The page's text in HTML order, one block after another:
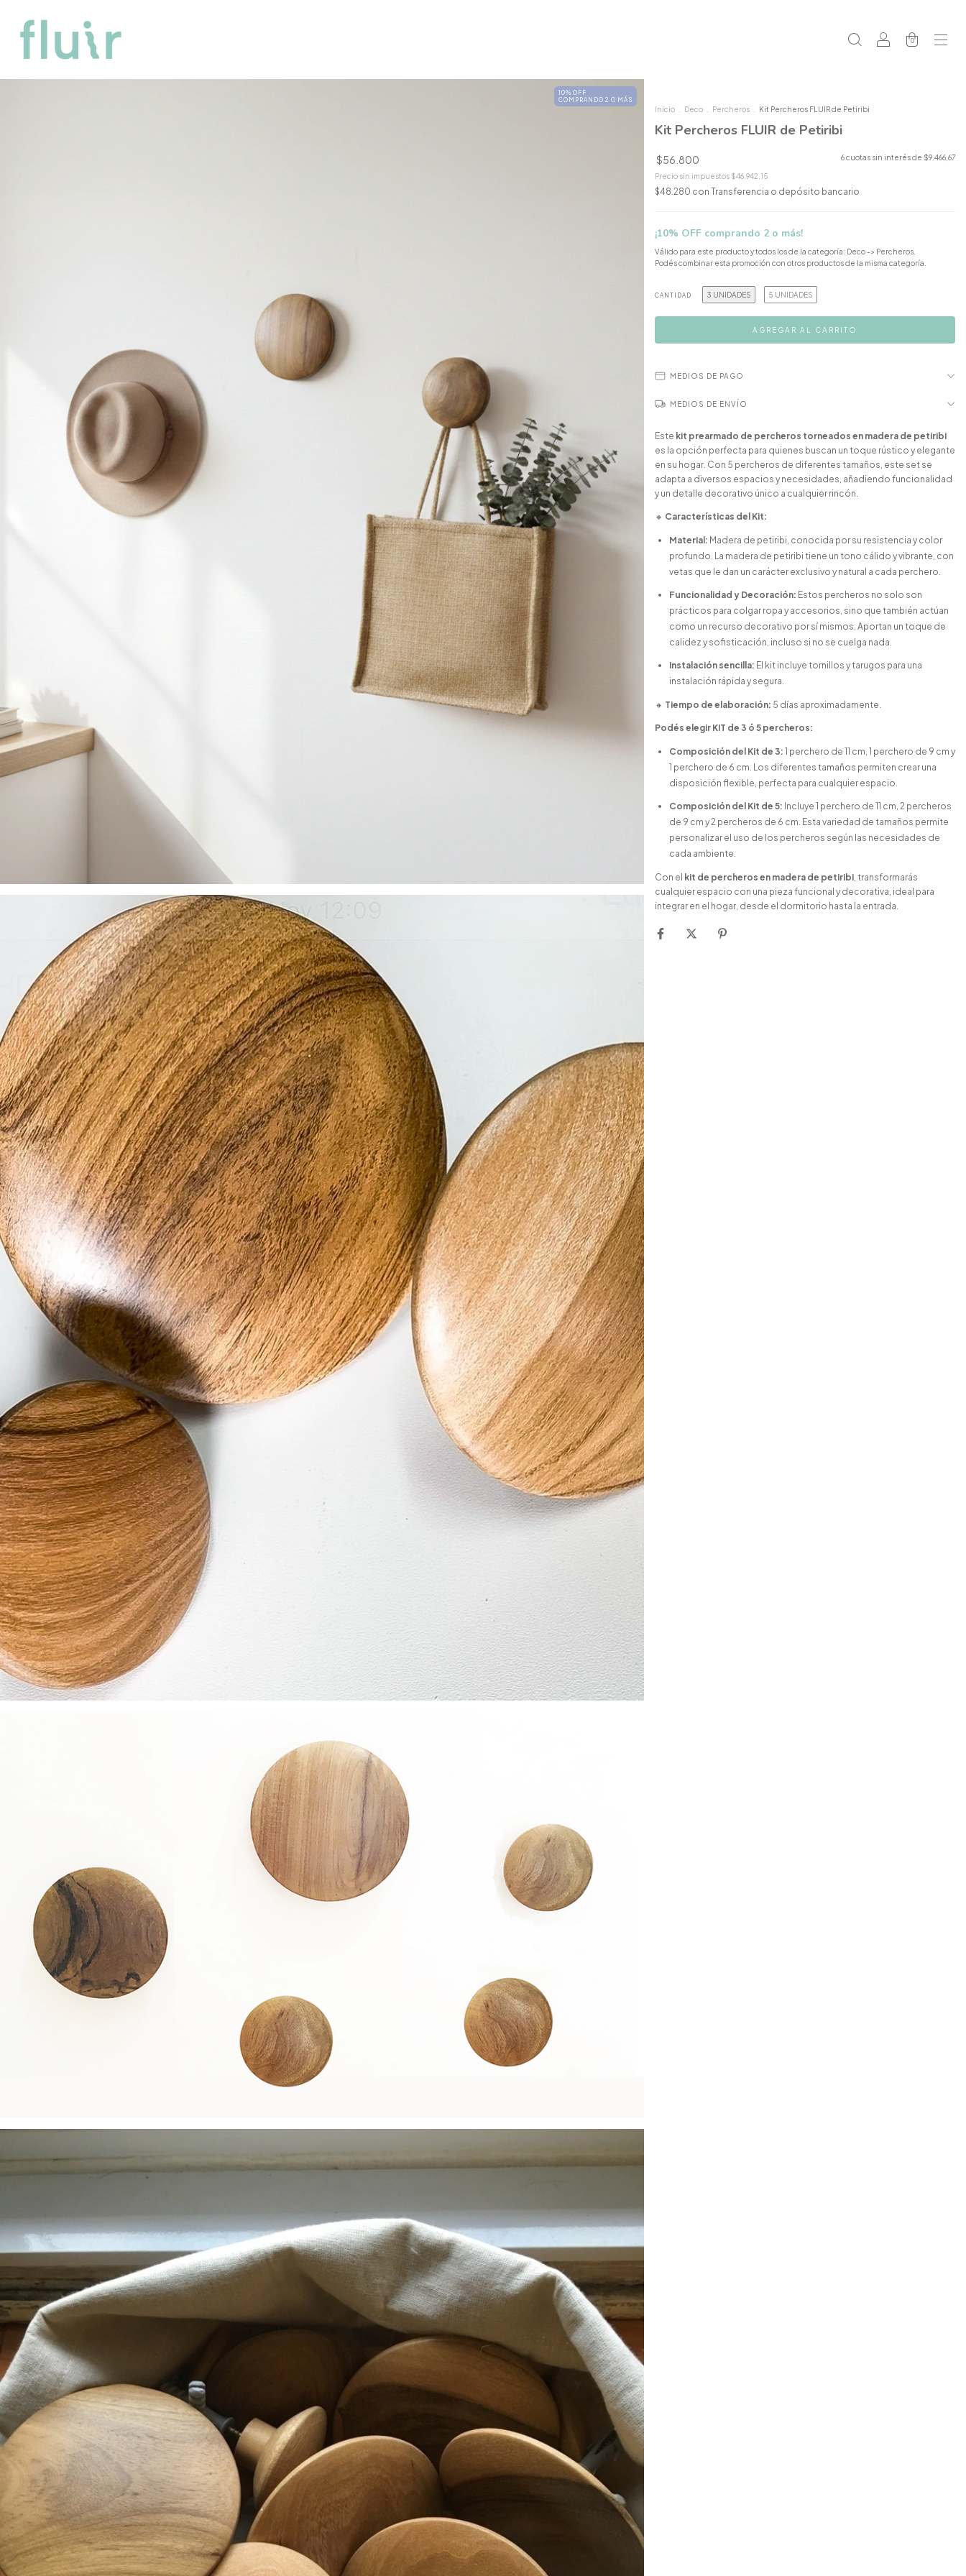
0
10% OFF
COMPRANDO 2 O MÁS
Inicio Deco Percheros Kit Percheros FLUIR de Petiribi
Kit Percheros FLUIR de Petiribi
$56.800 6cuotas sin interés de $9.466,67
Precio sin impuestos $46.942,15
$48.280 con Transferencia o depósito bancario
¡10% OFF comprando 2 o más!
Válido para este producto y todos los de la categoría: Deco -> Percheros.
Podés combinar esta promoción con otros productos de la misma categoría.
CANTIDAD 3 UNIDADES 5 UNIDADES
MEDIOS DE PAGO
MEDIOS DE ENVÍO
Este kit prearmado de percheros torneados en madera de petiribi
es la opción perfecta para quienes buscan un toque rústico y elegante
en su hogar. Con 5 percheros de diferentes tamaños, este set se
adapta a diversos espacios y necesidades, añadiendo funcionalidad
y un detalle decorativo único a cualquier rincón.
🔸 Características del Kit:
Material: Madera de petiribi, conocida por su resistencia y color
profundo. La madera de petiribi tiene un tono cálido y vibrante, con
vetas que le dan un carácter exclusivo y natural a cada perchero.
Funcionalidad y Decoración: Estos percheros no solo son
prácticos para colgar ropa y accesorios, sino que también actúan
como un recurso decorativo por sí mismos. Aportan un toque de
calidez y sofisticación, incluso si no se cuelga nada.
Instalación sencilla: El kit incluye tornillos y tarugos para una
instalación rápida y segura.
🔸 Tiempo de elaboración: 5 días aproximadamente.
Podés elegir KIT de 3 ó 5 percheros:
Composición del Kit de 3: 1 perchero de 11 cm, 1 perchero de 9 cm y
1 perchero de 6 cm. Los diferentes tamaños permiten crear una
disposición flexible, perfecta para cualquier espacio.
Composición del Kit de 5: Incluye 1 perchero de 11 cm, 2 percheros
de 9 cm y 2 percheros de 6 cm. Esta variedad de tamaños permite
personalizar el uso de los percheros según las necesidades de
cada ambiente.
Con el kit de percheros en madera de petiribi, transformarás
cualquier espacio con una pieza funcional y decorativa, ideal para
integrar en el hogar, desde el dormitorio hasta la entrada.